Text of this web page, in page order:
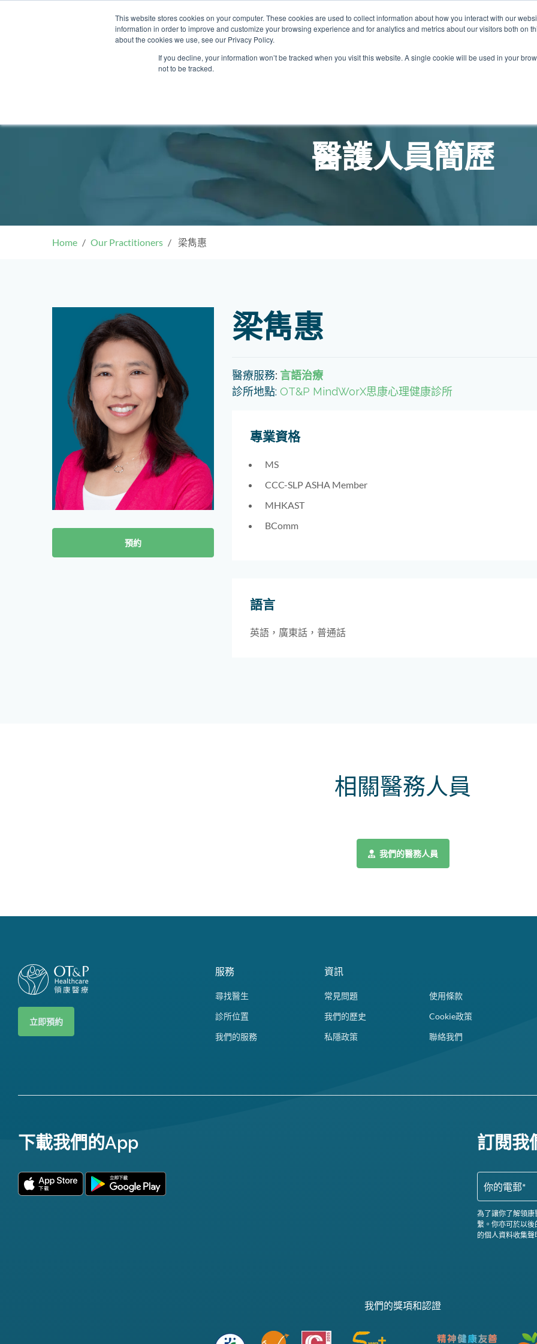
This website stores cookies on your computer. These cookies are used to collect information about how you interact with our
information in order to improve and customize your browsing experience and for analytics and metrics about our visitors both on
about the cookies we use, see our Privacy Policy.
If you decline, your information won’t be tracked when you visit this website. A single cookie will be used in your
not to be tracked.
關於我們 我們的診所
中環普通科門診
香港中環德己立街1號
淺水灣海灘道28號
The Pulse 2樓212號舖
公司購物中心1樓 6,7A,7B,8室
香港中環德己立街1號
世紀廣場6樓
淺水灣海灘道28號
The Pulse 2樓212號舖
思康心理健康診所
香港中環皇后大道中16–18號新世界大
淺水灣海灘道28號
The Pulse 2樓212號舖
中環專科門診
香港中環德己立街1號
世紀廣場20樓
中環家庭醫生診所
香港中環德己立街1號世紀廣場地庫一
樓
OT&P Annerly Midwifes
香港中環德己立街1號世紀廣場地
香港中環德己立街1號世紀廣場地
香港中環德己立街1號
世紀廣場5樓
中環家庭醫生診所
香港中環德己立街1號世紀廣場地庫一
樓
中環家庭醫生診所
香港中環德己立街1號世紀廣場地庫一
香港中環德己立街1號
世紀廣場6樓
計劃 資源 最
我們的醫護團隊
醫護人員簡歷
Home Our Practitioners 梁雋惠
預約
梁雋惠
醫療服務: 言語治療
診所地點: OT&P MindWorX思康心理健康診所
專業資格
MS
CCC-SLP ASHA Member
MHKAST
BComm
語言
英語，廣東話，普通話
相關醫務人員
我們的醫務人員
立即預約
服務
尋找醫生
診所位置
我們的服務
資訊
常見問題
我們的歷史
私隱政策
使用條款
Cookie政策
聯絡我們
下載我們的App 訂閱我
為了讓你了解領
繫。你亦可於以
的個人資料收集
我們的獎項和認證